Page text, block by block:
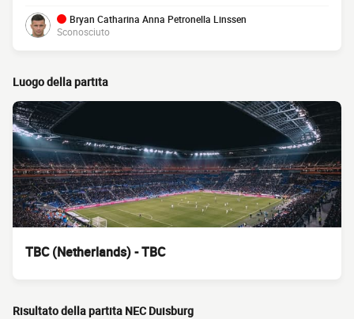
Bryan Catharina Anna Petronella Linssen
Sconosciuto
Luogo della partita
TBC (Netherlands) - TBC
Risultato della partita NEC Duisburg